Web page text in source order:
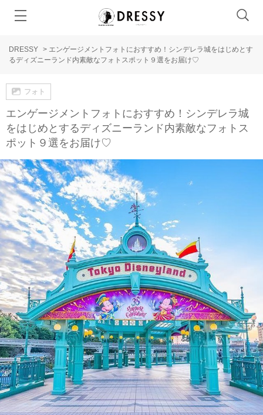
DRESSY > エンゲージメントフォトにおすすめ！シンデレラ城をはじめとす
るディズニーランド内素敵なフォトスポット９選をお届け♡
フォト
エンゲージメントフォトにおすすめ！シンデレラ城
をはじめとするディズニーランド内素敵なフォトス
ポット９選をお届け♡